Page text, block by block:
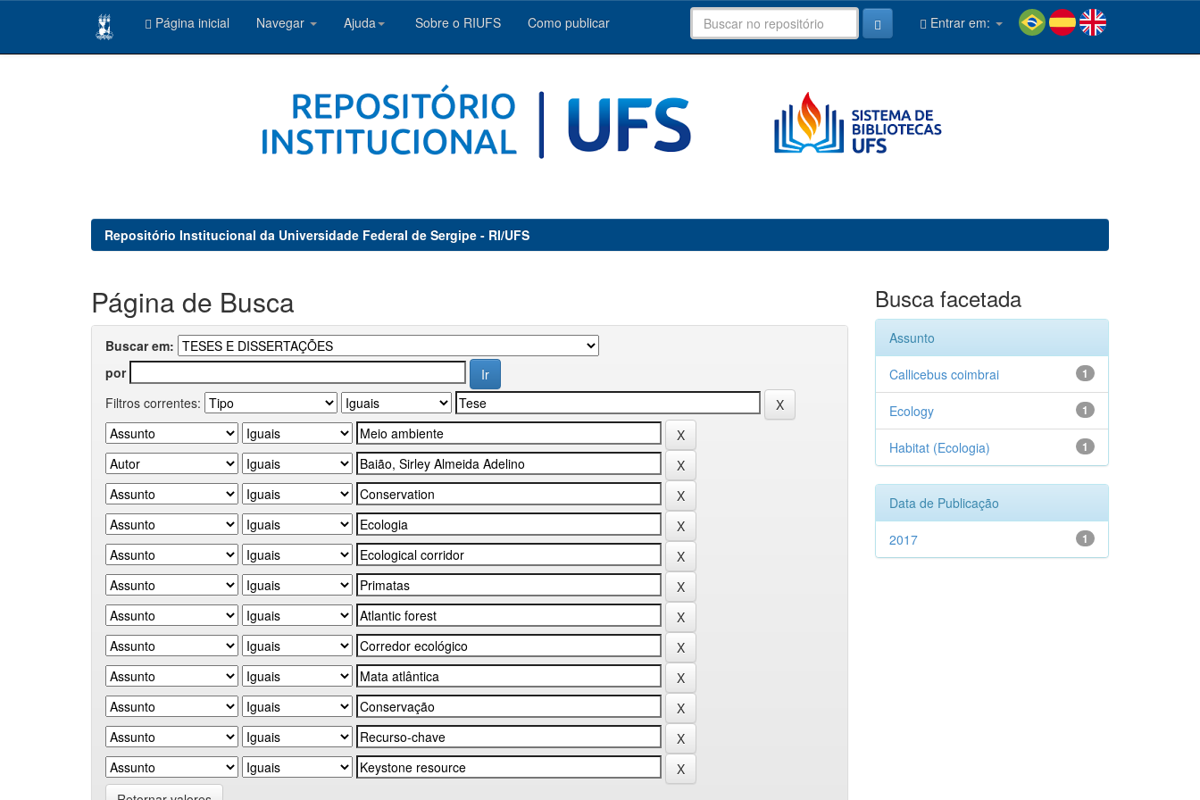
Página inicial Navegar Ajuda Sobre o RIUFS Como publicar Entrar em:
Repositório Institucional da Universidade Federal de Sergipe - RI/UFS
Página de Busca
Buscar em:
por
Filtros correntes:
Busca facetada
Assunto
1
Callicebus coimbrai
1
Ecology
1
Habitat (Ecologia)
Data de Publicação
1
2017